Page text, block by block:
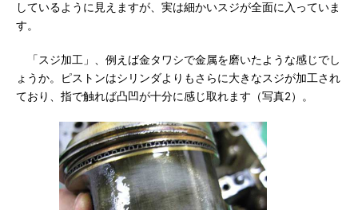
しているように見えますが、実は細かいスジが全面に入っていま
す。
「スジ加工」、例えば金タワシで金属を磨いたような感じでし
ょうか。ピストンはシリンダよりもさらに大きなスジが加工され
ており、指で触れば凸凹が十分に感じ取れます（写真2）。